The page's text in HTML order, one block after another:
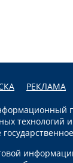
РЕКЛАМА
технологий